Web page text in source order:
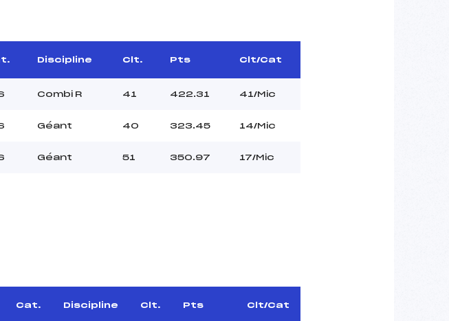
Discipline Clt. Pts Clt/Cat
Combi R 41 422.31 41/Mic
Géant 40 323.45 14/Mic
Géant 51 350.97 17/Mic
Cat. Discipline Clt. Pts Clt/Cat